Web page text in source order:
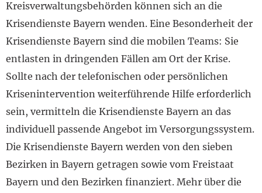
Kreisverwaltungsbehörden können sich an die
Krisendienste Bayern wenden. Eine Besonderheit der
Krisendienste Bayern sind die mobilen Teams: Sie
entlasten in dringenden Fällen am Ort der Krise.
Sollte nach der telefonischen oder persönlichen
Krisenintervention weiterführende Hilfe erforderlich
sein, vermitteln die Krisendienste Bayern an das
individuell passende Angebot im Versorgungssystem.
Die Krisendienste Bayern werden von den sieben
Bezirken in Bayern getragen sowie vom Freistaat
Bayern und den Bezirken finanziert. Mehr über die